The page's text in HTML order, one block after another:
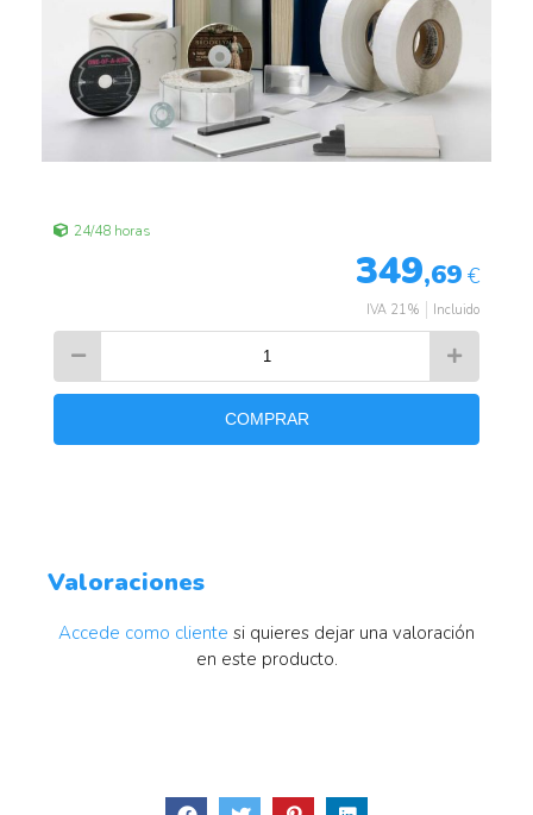
24/48 horas
349,69 €
IVA 21% Incluido
COMPRAR
Valoraciones
Accede como cliente si quieres dejar una valoración
en este producto.